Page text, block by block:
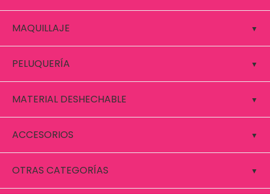
MAQUILLAJE
PELUQUERÍA
MATERIAL DESHECHABLE
ACCESORIOS
OTRAS CATEGORÍAS